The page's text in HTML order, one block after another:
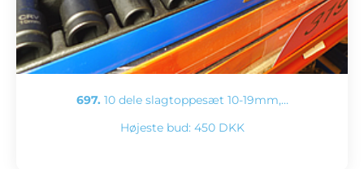
697. 10 dele slagtoppesæt 10-19mm,…
Højeste bud: 450 DKK